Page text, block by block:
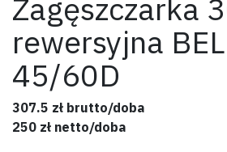
Zagęszczarka
rewersyjna
45/60D
307.5 zł brutto/doba
250 zł netto/doba